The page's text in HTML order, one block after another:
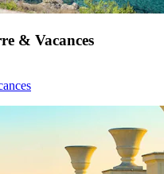
& Vacances